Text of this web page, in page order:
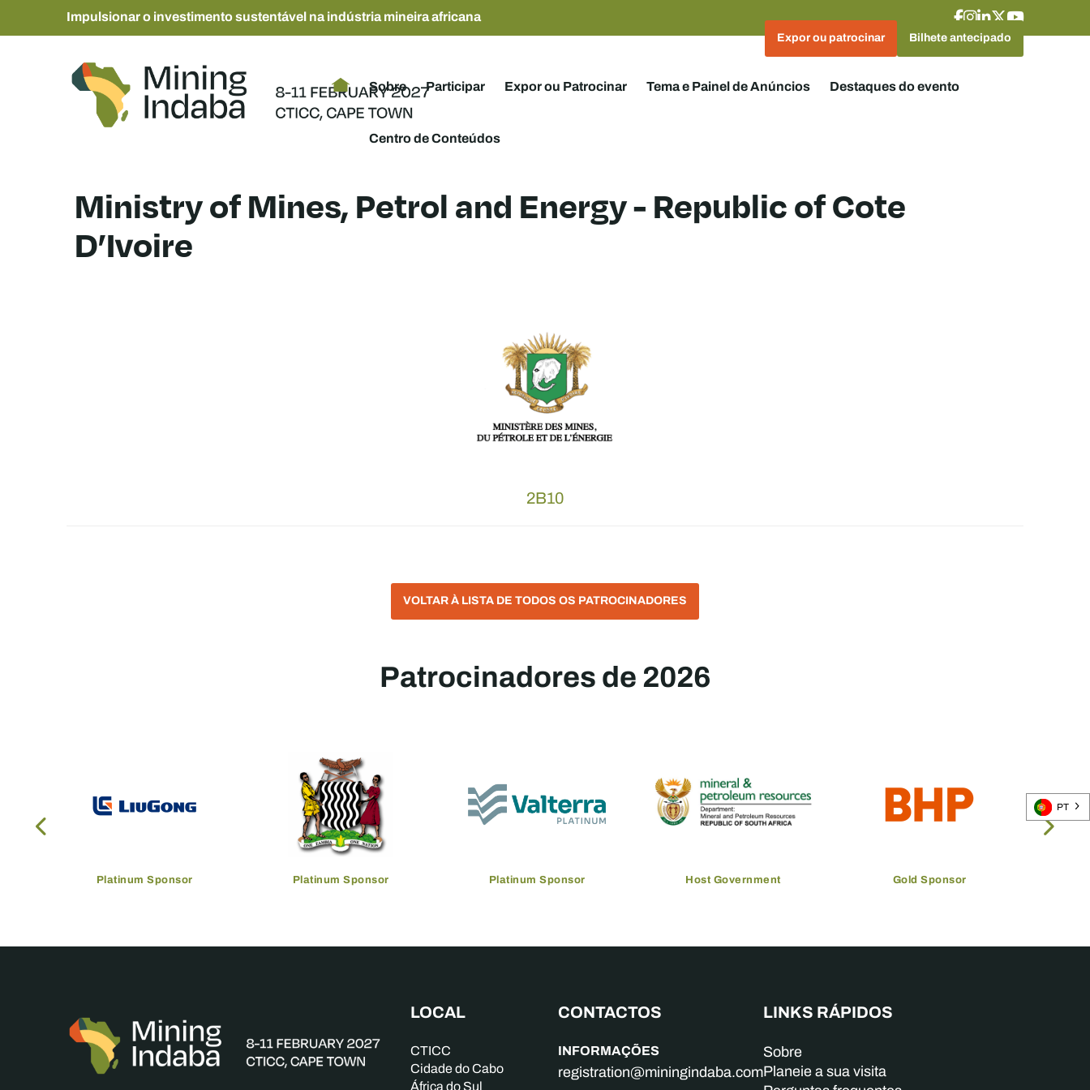
Impulsionar o investimento sustentável na indústria mineira africana
Expor ou patrocinar Bilhete antecipado
Sobre Participar Expor ou Patrocinar Tema e Painel de Anúncios Destaques do evento
Centro de Conteúdos
Ministry of Mines, Petrol and Energy - Republic of Cote
D’Ivoire
2B10
VOLTAR À LISTA DE TODOS OS PATROCINADORES
Patrocinadores de 2026
Platinum Sponsor Platinum Sponsor Platinum Sponsor Host Government Gold Sponsor
LOCAL
CTICC
Cidade do Cabo
CONTACTOS
INFORMAÇÕES
registration@miningindaba.com
LINKS RÁPIDOS
Sobre
Planeie a sua visita
PT